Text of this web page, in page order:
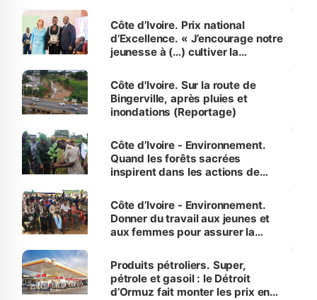
Côte d’Ivoire. Prix national
d’Excellence. « J’encourage notre
jeunesse à (…) cultiver la
(Alassane Ouattara
Côte d'Ivoire. Sur la route de
Bingerville, après pluies et
inondations (Reportage)
Côte d’Ivoire - Environnement.
Quand les forêts sacrées
inspirent dans les actions de
Côte d’Ivoire - Environnement.
Donner du travail aux jeunes et
aux femmes pour assurer la
menacées
Produits pétroliers. Super,
pétrole et gasoil : le Détroit
d’Ormuz fait monter les prix en